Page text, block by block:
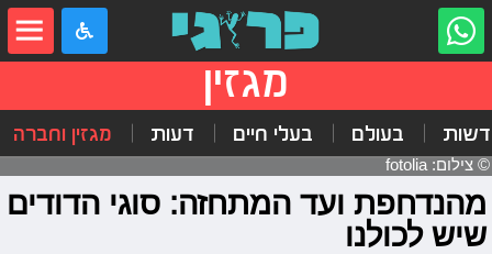
מגזין
בעולם בעלי חיים דעות מגזין וחברה
© צילום: fotolia
מהנדחפת ועד המתחזה: סוגי הדודים
שיש לכולנו